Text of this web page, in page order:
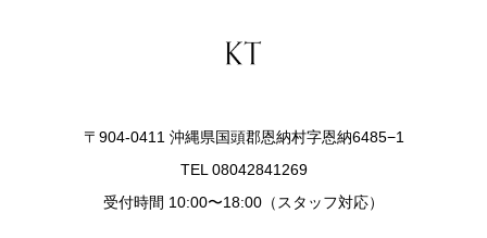
〒904-0411 沖縄県国頭郡恩納村字恩納6485−1
TEL 08042841269
受付時間 10:00〜18:00（スタッフ対応）